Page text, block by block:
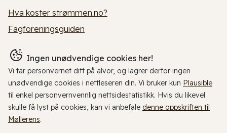
Hva koster strømmen.no?
Fagforeningsguiden
Ingen unødvendige cookies her!
Vi tar personvernet ditt på alvor, og lagrer derfor ingen
unødvendige cookies i nettleseren din. Vi bruker kun Plausible
til enkel personvernvennlig nettsidestatistikk. Hvis du likevel
skulle få lyst på cookies, kan vi anbefale denne oppskriften til
Møllerens.